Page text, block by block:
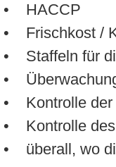
• HACCP
• Frischkost /
• Staffeln für
•
• Kontrolle der
• Kontrolle des
• überall, wo